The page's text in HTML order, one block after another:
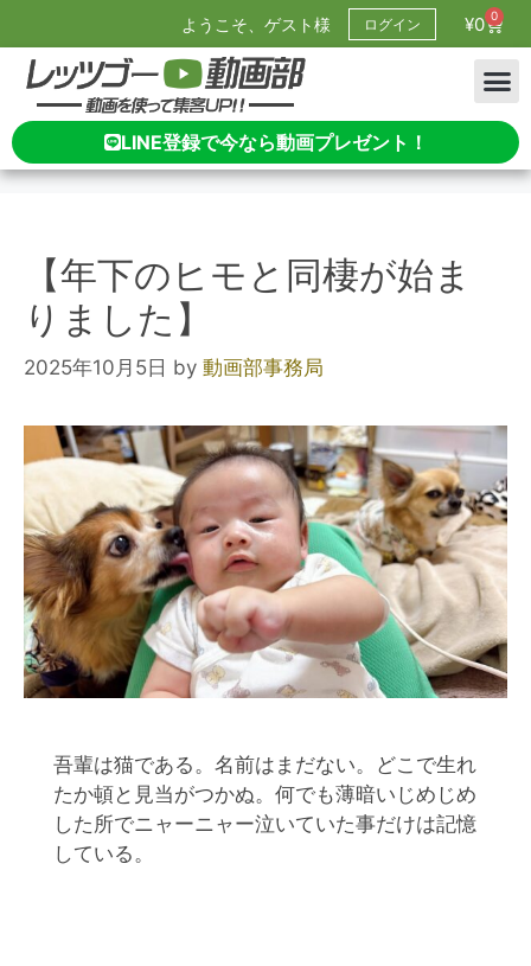
ようこそ、ゲスト様 ログイン ¥0 0
LINE登録で今なら動画プレゼント！
【年下のヒモと同棲が始ま
りました】
2025年10月5日 by 動画部事務局
吾輩は猫である。名前はまだない。どこで生れ
たか頓と見当がつかぬ。何でも薄暗いじめじめ
した所でニャーニャー泣いていた事だけは記憶
している。